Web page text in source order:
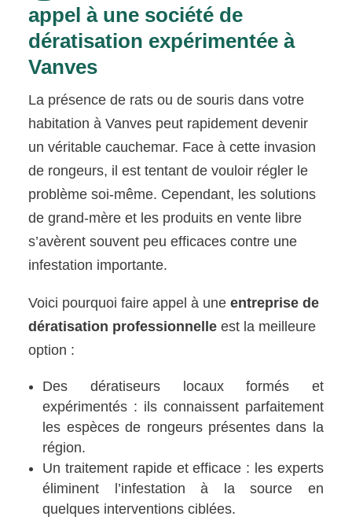
appel à une société de
dératisation expérimentée à
Vanves
La présence de rats ou de souris dans votre
habitation à Vanves peut rapidement devenir
un véritable cauchemar. Face à cette invasion
de rongeurs, il est tentant de vouloir régler le
problème soi-même. Cependant, les solutions
de grand-mère et les produits en vente libre
s’avèrent souvent peu efficaces contre une
infestation importante.
Voici pourquoi faire appel à uneentreprise de
dératisation professionnelle est la meilleure
option :
Des dératiseurs locaux formés et
expérimentés : ils connaissent parfaitement
les espèces de rongeurs présentes dans la
région.
Un traitement rapide et efficace : les experts
éliminent l’infestation à la source en
quelques interventions ciblées.